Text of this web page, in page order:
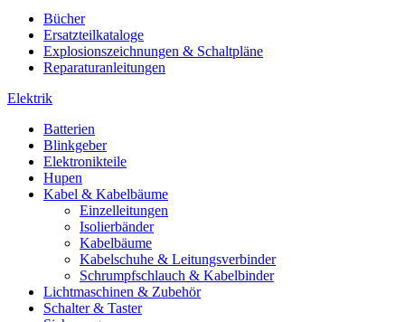
Bücher
Ersatzteilkataloge
Explosionszeichnungen & Schaltpläne
Reparaturanleitungen
Elektrik
Batterien
Blinkgeber
Elektronikteile
Hupen
Kabel & Kabelbäume
Einzelleitungen
Isolierbänder
Kabelbäume
Kabelschuhe & Leitungsverbinder
Schrumpfschlauch & Kabelbinder
Lichtmaschinen & Zubehör
Schalter & Taster